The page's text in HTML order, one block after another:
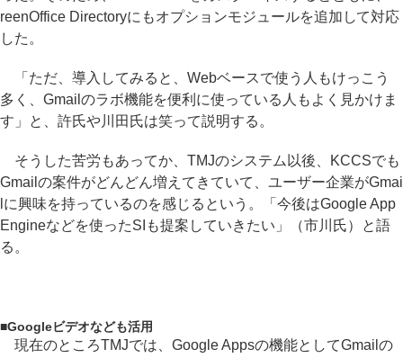
reenOffice Directoryにもオプションモジュールを追加して対応
した。
「ただ、導入してみると、Webベースで使う人もけっこう
多く、Gmailのラボ機能を便利に使っている人もよく見かけま
す」と、許氏や川田氏は笑って説明する。
そうした苦労もあってか、TMJのシステム以後、KCCSでも
Gmailの案件がどんどん増えてきていて、ユーザー企業がGmai
lに興味を持っているのを感じるという。「今後はGoogle App
Engineなどを使ったSIも提案していきたい」（市川氏）と語
る。
■Googleビデオなども活用
現在のところTMJでは、Google Appsの機能としてGmailの